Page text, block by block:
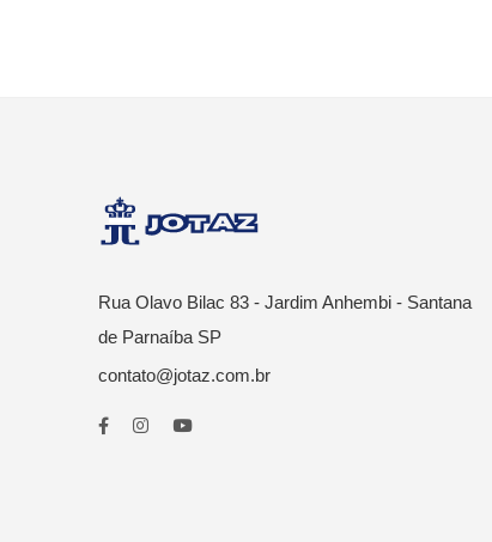
Rua Olavo Bilac 83 - Jardim Anhembi - Santana
de Parnaíba SP
contato@jotaz.com.br